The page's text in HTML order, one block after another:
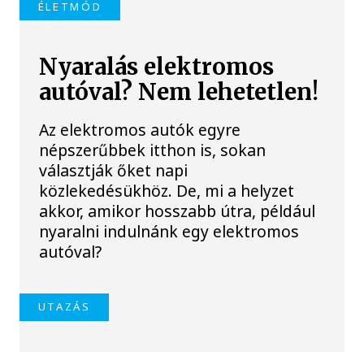
ÉLETMÓD
Nyaralás elektromos
autóval? Nem lehetetlen!
Az elektromos autók egyre
népszerűbbek itthon is, sokan
választják őket napi
közlekedésükhöz. De, mi a helyzet
akkor, amikor hosszabb útra, például
nyaralni indulnánk egy elektromos
autóval?
UTAZÁS